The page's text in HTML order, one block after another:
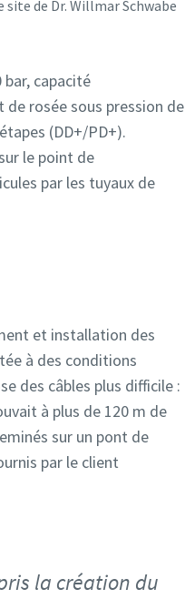
site de Dr. Willmar Schwabe
bar, capacité
de rosée sous pression de
(DD+/PD+).
le point de
par les tuyaux de
et installation des
à des conditions
des câbles plus difficile :
à plus de 120 m de
sur un pont de
par le client
la création du